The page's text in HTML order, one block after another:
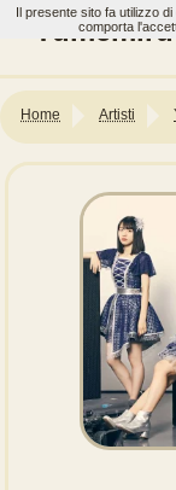
Home Artisti
Il presente sito fa utilizzo
comporta